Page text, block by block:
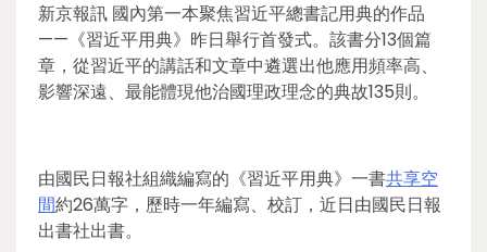
新京報訊 國內第一本聚焦習近平總書記用典的作品
——《習近平用典》昨日舉行首發式。該書分13個篇
章，從習近平的講話和文章中遴選出他應用頻率高、
影響深遠、最能體現他治國理政理念的典故135則。
由國民日報社組織編寫的《習近平用典》一書共享空
間約26萬字，歷時一年編寫、校訂，近日由國民日報
出書社出書。